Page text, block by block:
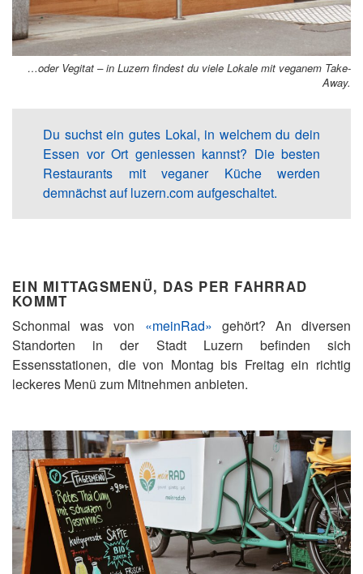
…oder Vegitat – in Luzern findest du viele Lokale mit veganem Take-
Away.
Du suchst ein gutes Lokal, in welchem du dein
Essen vor Ort geniessen kannst? Die besten
Restaurants mit veganer Küche werden
demnächst auf luzern.com aufgeschaltet.
EIN MITTAGSMENÜ, DAS PER FAHRRAD
KOMMT
Schonmal was von «meinRad» gehört? An diversen
Standorten in der Stadt Luzern befinden sich
Essensstationen, die von Montag bis Freitag ein richtig
leckeres Menü zum Mitnehmen anbieten.